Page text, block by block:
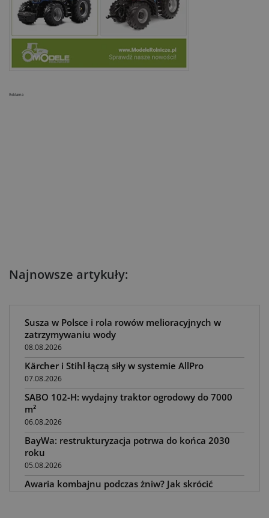
Najnowsze artykuły:
Susza w Polsce i rola rowów melioracyjnych w
zatrzymywaniu wody
08.08.2026
Kärcher i Stihl łączą siły w systemie AllPro
07.08.2026
SABO 102-H: wydajny traktor ogrodowy do 7000
m²
06.08.2026
BayWa: restrukturyzacja potrwa do końca 2030
roku
05.08.2026
Awaria kombajnu podczas żniw? Jak skrócić
Reklama